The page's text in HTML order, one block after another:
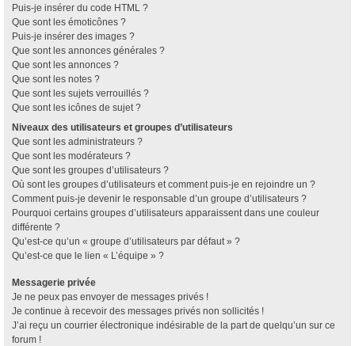
Puis-je insérer du code HTML ?
Que sont les émoticônes ?
Puis-je insérer des images ?
Que sont les annonces générales ?
Que sont les annonces ?
Que sont les notes ?
Que sont les sujets verrouillés ?
Que sont les icônes de sujet ?
Niveaux des utilisateurs et groupes d’utilisateurs
Que sont les administrateurs ?
Que sont les modérateurs ?
Que sont les groupes d’utilisateurs ?
Où sont les groupes d’utilisateurs et comment puis-je en rejoindre un ?
Comment puis-je devenir le responsable d’un groupe d’utilisateurs ?
Pourquoi certains groupes d’utilisateurs apparaissent dans une couleur
différente ?
Qu’est-ce qu’un « groupe d’utilisateurs par défaut » ?
Qu’est-ce que le lien « L’équipe » ?
Messagerie privée
Je ne peux pas envoyer de messages privés !
Je continue à recevoir des messages privés non sollicités !
J’ai reçu un courrier électronique indésirable de la part de quelqu’un sur ce
forum !